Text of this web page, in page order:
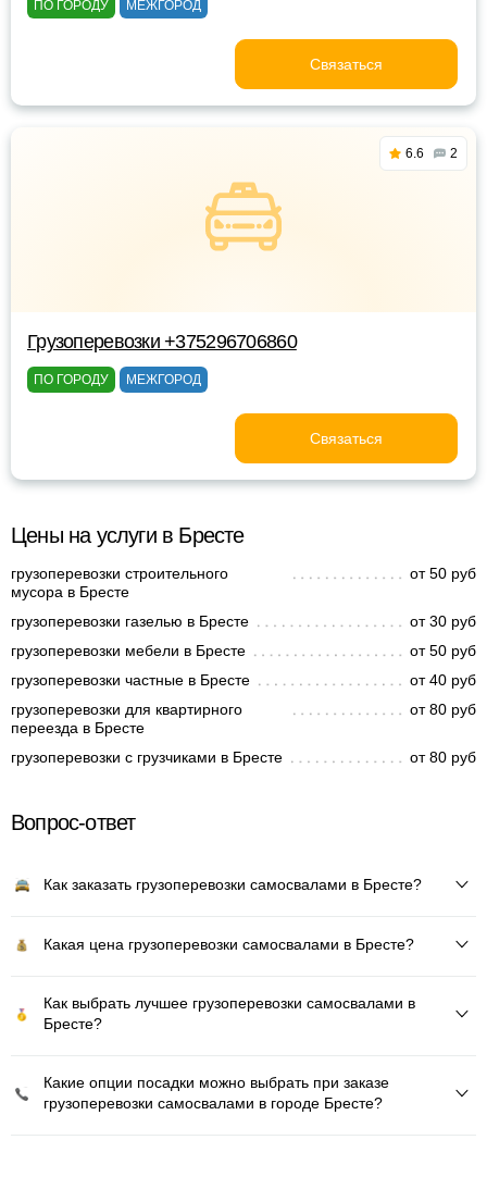
ПО ГОРОДУ МЕЖГОРОД
Связаться
6.6 2
Грузоперевозки +375296706860
ПО ГОРОДУ МЕЖГОРОД
Связаться
Цены на услуги в Бресте
грузоперевозки строительного
мусора в Бресте
от 50 руб
грузоперевозки газелью в Бресте
от 30 руб
грузоперевозки мебели в Бресте
от 50 руб
грузоперевозки частные в Бресте
от 40 руб
грузоперевозки для квартирного
переезда в Бресте
от 80 руб
грузоперевозки с грузчиками в Бресте от 80 руб
Вопрос-ответ
Как заказать грузоперевозки самосвалами в Бресте?
Какая цена грузоперевозки самосвалами в Бресте?
Как выбрать лучшее грузоперевозки самосвалами в
Бресте?
Какие опции посадки можно выбрать при заказе
грузоперевозки самосвалами в городе Бресте?